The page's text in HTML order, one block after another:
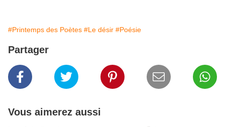
#Printemps des Poètes #Le désir #Poésie
Partager
Vous aimerez aussi